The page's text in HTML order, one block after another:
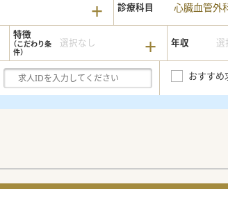
診療科目 心臓血管外
特徴
選択なし 年収 選
おすすめ